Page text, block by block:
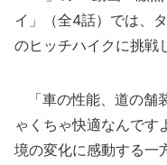
イ」（全4話）では、
のヒッチハイクに挑戦
「車の性能、道の舗
ゃくちゃ快適なんです
境の変化に感動する一